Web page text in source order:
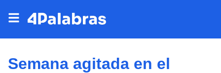
Semana agitada en el